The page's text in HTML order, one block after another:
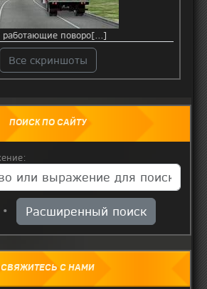
работающие поворо[...]
Все скриншоты
ПОИСК ПО САЙТУ
• Расширенный поиск
СВЯЖИТЕСЬ С НАМИ